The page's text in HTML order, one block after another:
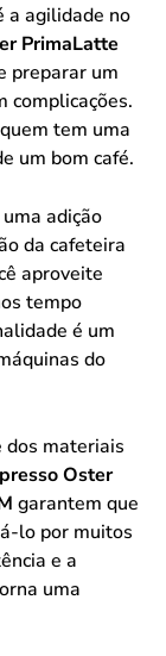
a agilidade no
PrimaLatte
preparar um
complicações.
tem uma
um bom café.
adição
da cafeteira
aproveite
tempo
é um
do
dos materiais
Oster
garantem que
lo por muitos
e a
uma